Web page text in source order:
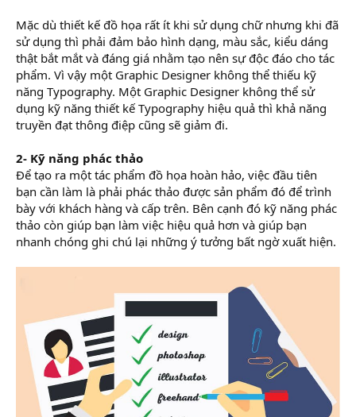
Mặc dù thiết kế đồ họa rất ít khi sử dụng chữ nhưng khi đã
sử dụng thì phải đảm bảo hình dạng, màu sắc, kiểu dáng
thật bắt mắt và đáng giá nhằm tạo nên sự độc đáo cho tác
phẩm. Vì vậy một Graphic Designer không thể thiếu kỹ
năng Typography. Một Graphic Designer không thể sử
dụng kỹ năng thiết kế Typography hiệu quả thì khả năng
truyền đạt thông điệp cũng sẽ giảm đi.
2- Kỹ năng phác thảo
Để tạo ra một tác phẩm đồ họa hoàn hảo, việc đầu tiên
bạn cần làm là phải phác thảo được sản phẩm đó để trình
bày với khách hàng và cấp trên. Bên cạnh đó kỹ năng phác
thảo còn giúp bạn làm việc hiệu quả hơn và giúp bạn
nhanh chóng ghi chú lại những ý tưởng bất ngờ xuất hiện.